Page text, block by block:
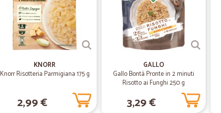
Ottimo sevizio, consegna rapidissima!
—Bosio M.
Eccellenza e professionalità
Eccellenza e professionalità Li
Roberto S.
KNORR
Knorr Risotteria Parmigiana 175 g
2,99 €
GALLO
Gallo Bontà Pronte in 2 minuti
Risotto ai Funghi 250 g
3,29 €